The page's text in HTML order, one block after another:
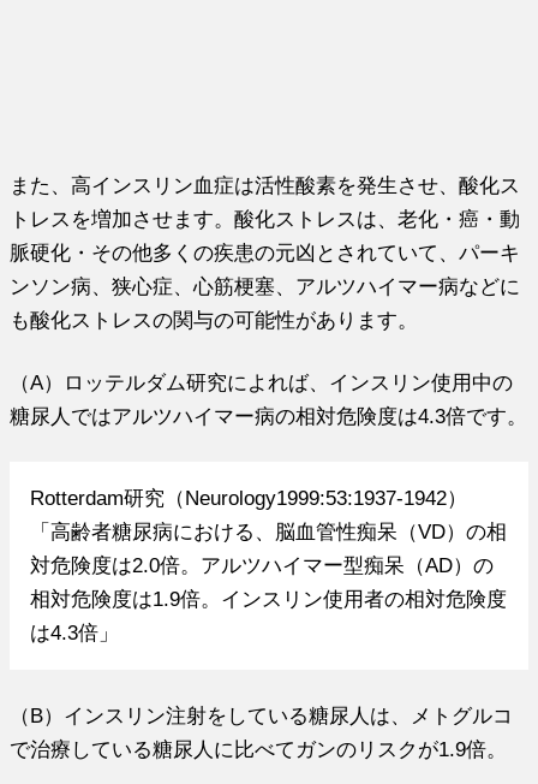
また、高インスリン血症は活性酸素を発生させ、酸化ス
トレスを増加させます。酸化ストレスは、老化・癌・動
脈硬化・その他多くの疾患の元凶とされていて、パーキ
ンソン病、狭心症、心筋梗塞、アルツハイマー病などに
も酸化ストレスの関与の可能性があります。
（A）ロッテルダム研究によれば、インスリン使用中の
糖尿人ではアルツハイマー病の相対危険度は4.3倍です。
Rotterdam研究（Neurology1999:53:1937-1942）
「高齢者糖尿病における、脳血管性痴呆（VD）の相
対危険度は2.0倍。アルツハイマー型痴呆（AD）の
相対危険度は1.9倍。インスリン使用者の相対危険度
は4.3倍」
（B）インスリン注射をしている糖尿人は、メトグルコ
で治療している糖尿人に比べてガンのリスクが1.9倍。